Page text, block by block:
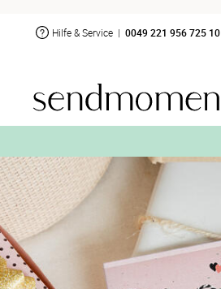
Hilfe & Service | 0049 221 956 725 10